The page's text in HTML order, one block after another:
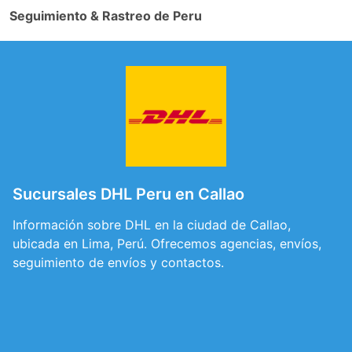
Seguimiento & Rastreo de Peru
Sucursales DHL Peru en Callao
Información sobre DHL en la ciudad de Callao,
ubicada en Lima, Perú. Ofrecemos agencias, envíos,
seguimiento de envíos y contactos.